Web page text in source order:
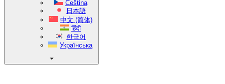
Čeština
日本語
中文 (简体)
हिंदी
한국어
Українська